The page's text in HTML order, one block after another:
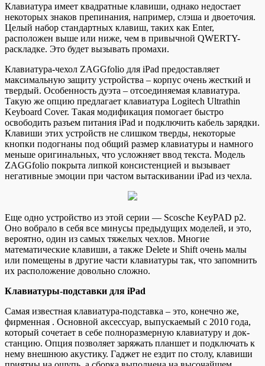
Клавиатура имеет квадратные клавиши, однако недостает
некоторых знаков препинания, например, слэша и двоеточия.
Целый набор стандартных клавиш, таких как Enter,
расположен выше или ниже, чем в привычной QWERTY-
раскладке. Это будет вызывать промахи.
Клавиатура-чехол ZAGGfolio для iPad предоставляет
максимальную защиту устройства – корпус очень жесткий и
твердый. Особенность дуэта – отсоединяемая клавиатура.
Такую же опцию предлагает клавиатура Logitech Ultrathin
Keyboard Cover. Такая модификация помогает быстро
освободить разъем питания iPad и подключить кабель зарядки.
Клавиши этих устройств не слишком тверды, некоторые
кнопки подогнаны под общий размер клавиатуры и намного
меньше оригинальных, что усложняет ввод текста. Модель
ZAGGfolio покрыта липкой консистенцией и вызывает
негативные эмоции при частом вытаскивании iPad из чехла.
Еще одно устройство из этой серии — Scosche KeyPAD p2.
Оно вобрало в себя все минусы предыдущих моделей, и это,
вероятно, один из самых тяжелых чехлов. Многие
математические клавиши, а также Delete и Shift очень малы
или помещены в другие части клавиатуры так, что запомнить
их расположение довольно сложно.
Клавиатуры-подставки для iPad
Самая известная клавиатура-подставка – это, конечно же,
фирменная . Основной аксессуар, выпускаемый с 2010 года,
который сочетает в себе полноразмерную клавиатуру и док-
станцию. Опция позволяет заряжать планшет и подключать к
нему внешнюю акустику. Гаджет не ездит по столу, клавиши